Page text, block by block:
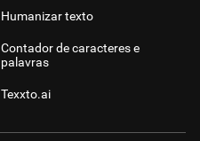
Humanizar texto
Contador de caracteres e
palavras
Texxto.ai